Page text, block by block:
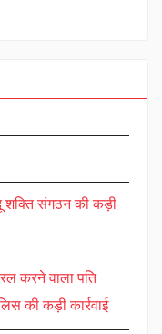
शक्ति संगठन की कड़ी
करने वाला पति
की कड़ी कार्रवाई